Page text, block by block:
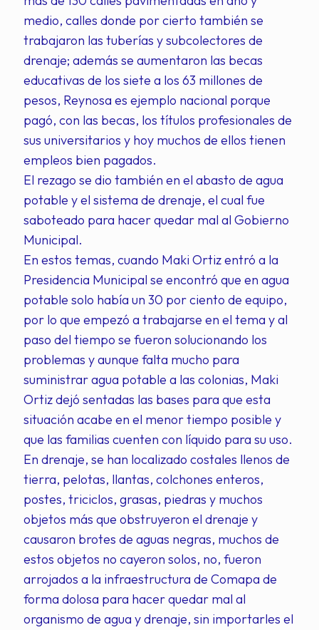
medio, calles donde por cierto también se
trabajaron las tuberías y subcolectores de
drenaje; además se aumentaron las becas
educativas de los siete a los 63 millones de
pesos, Reynosa es ejemplo nacional porque
pagó, con las becas, los títulos profesionales de
sus universitarios y hoy muchos de ellos tienen
empleos bien pagados.
El rezago se dio también en el abasto de agua
potable y el sistema de drenaje, el cual fue
saboteado para hacer quedar mal al Gobierno
Municipal.
En estos temas, cuando Maki Ortiz entró a la
Presidencia Municipal se encontró que en agua
potable solo había un 30 por ciento de equipo,
por lo que empezó a trabajarse en el tema y al
paso del tiempo se fueron solucionando los
problemas y aunque falta mucho para
suministrar agua potable a las colonias, Maki
Ortiz dejó sentadas las bases para que esta
situación acabe en el menor tiempo posible y
que las familias cuenten con líquido para su uso.
En drenaje, se han localizado costales llenos de
tierra, pelotas, llantas, colchones enteros,
postes, triciclos, grasas, piedras y muchos
objetos más que obstruyeron el drenaje y
causaron brotes de aguas negras, muchos de
estos objetos no cayeron solos, no, fueron
arrojados a la infraestructura de Comapa de
forma dolosa para hacer quedar mal al
organismo de agua y drenaje, sin importarles el